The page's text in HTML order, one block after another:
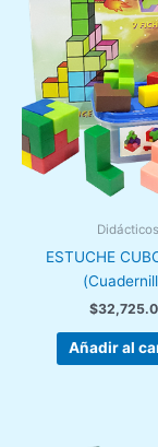
Didácticos
ESTUCHE
$
Añadir al